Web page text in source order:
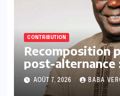
CONTRIBUTION
Recomposition
post-alternance
succession ou
espérance ?
AOÛT 7, 2026 BABA